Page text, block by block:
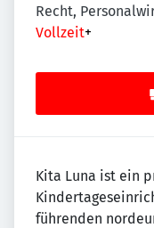
Recht,
Vollzeit+
Kita Luna ist ein
führenden